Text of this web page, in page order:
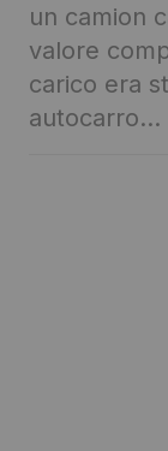
un camion
valore
carico era
autocarro…